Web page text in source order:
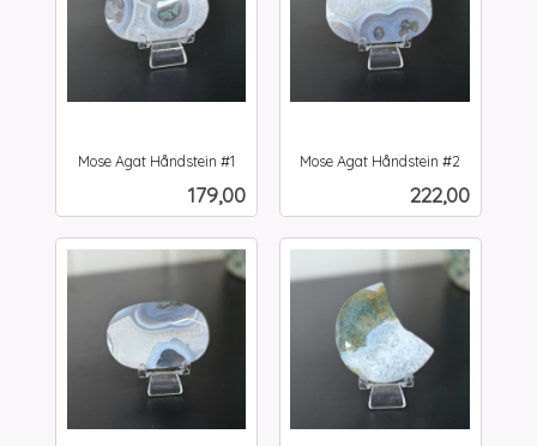
Mose Agat Håndstein #1
Pris
179,00
Mose Agat Håndstein #2
Pris
222,00